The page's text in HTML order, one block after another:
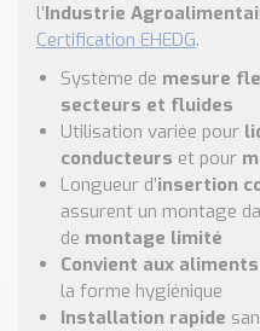
l’Industrie
Certification EHEDG.
Système de mesure
secteurs et fluides
Utilisation variée pour
conducteurs et pour
Longueur d’insertion
assurent un montage
de montage limité
Convient aux aliments
la forme hygiénique
Installation rapide